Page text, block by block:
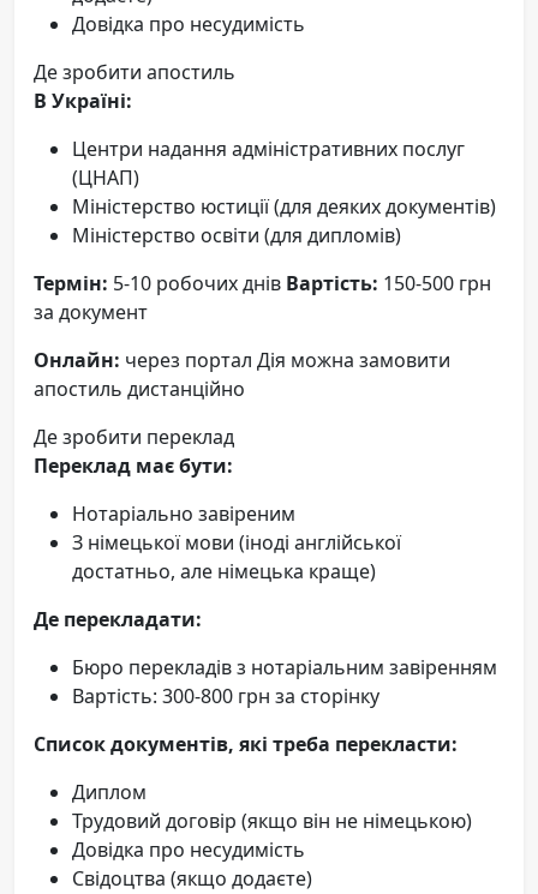
Довідка про несудимість
Де зробити апостиль
В Україні:
Центри надання адміністративних послуг
(ЦНАП)
Міністерство юстиції (для деяких документів)
Міністерство освіти (для дипломів)
Термін: 5-10 робочих днів Вартість: 150-500 грн
за документ
Онлайн: через портал Дія можна замовити
апостиль дистанційно
Де зробити переклад
Переклад має бути:
Нотаріально завіреним
З німецької мови (іноді англійської
достатньо, але німецька краще)
Де перекладати:
Бюро перекладів з нотаріальним завіренням
Вартість: 300-800 грн за сторінку
Список документів, які треба перекласти:
Диплом
Трудовий договір (якщо він не німецькою)
Довідка про несудимість
Свідоцтва (якщо додаєте)